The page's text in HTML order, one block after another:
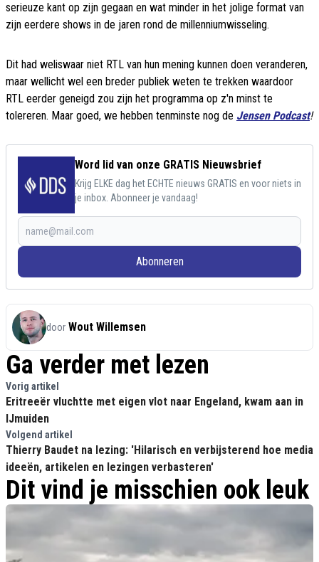
serieuze kant op zijn gegaan en wat minder in het jolige format van
zijn eerdere shows in de jaren rond de millenniumwisseling.
Dit had weliswaar niet RTL van hun mening kunnen doen veranderen,
maar wellicht wel een breder publiek weten te trekken waardoor
RTL eerder geneigd zou zijn het programma op z'n minst te
tolereren. Maar goed, we hebben tenminste nog de Jensen Podcast!
Word lid van onze GRATIS Nieuwsbrief
Krijg ELKE dag het ECHTE nieuws GRATIS en voor niets in
je inbox. Abonneer je vandaag!
Abonneren
door Wout Willemsen
Ga verder met lezen
Vorig artikel
Eritreeër vluchtte met eigen vlot naar Engeland, kwam aan in
IJmuiden
Volgend artikel
Thierry Baudet na lezing: 'Hilarisch en verbijsterend hoe media
ideeën, artikelen en lezingen verbasteren'
Dit vind je misschien ook leuk